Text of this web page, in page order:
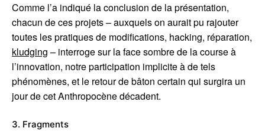
Comme l’a indiqué la conclusion de la présentation,
chacun de ces projets – auxquels on aurait pu rajouter
toutes les pratiques de modifications, hacking, réparation,
kludging – interroge sur la face sombre de la course à
l’innovation, notre participation implicite à de tels
phénomènes, et le retour de bâton certain qui surgira un
jour de cet Anthropocène décadent.
3. Fragments